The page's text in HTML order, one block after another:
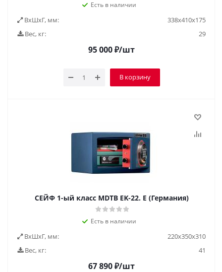
Есть в наличии
ВxШxГ, мм:
338x410x175
Вес, кг:
29
95 000₽/шт
В корзину
СЕЙФ 1-ый класс MDTB EK-22. E (Германия)
Есть в наличии
ВxШxГ, мм:
220x350x310
Вес, кг:
41
67 890₽/шт